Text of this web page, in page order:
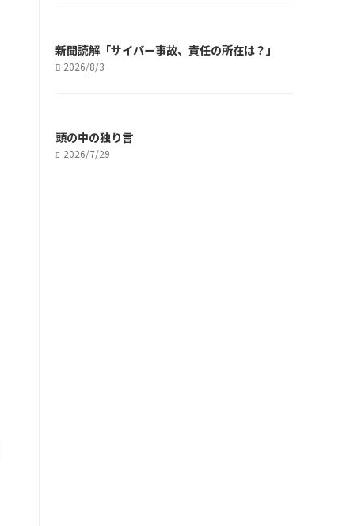
新聞読解「サイバー事故、責任の所在は？」
2026/8/3
頭の中の独り言
2026/7/29